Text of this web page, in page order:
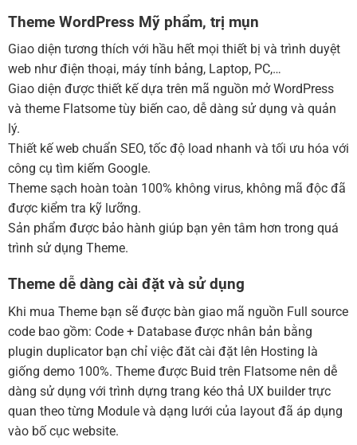
Tên miền Việt Nam .vn (1 năm)
(+550,000 ₫)
Hosting 2GB SSD (1 năm)
(+700,000 ₫)
Hosting 4GB SSD (1 năm)(+1,000,000 ₫)
Hosting 8GB SSD (1 năm)(+1,200,000 ₫)
Theme WordPress Mỹ phẩm, trị mụn
Giao diện tương thích với hầu hết mọi thiết bị và trình duyệt
web như điện thoại, máy tính bảng, Laptop, PC,…
Giao diện được thiết kế dựa trên mã nguồn mở WordPress
và theme Flatsome tùy biến cao, dễ dàng sử dụng và quản
lý.
Thiết kế web chuẩn SEO, tốc độ load nhanh và tối ưu hóa với
công cụ tìm kiếm Google.
Theme sạch hoàn toàn 100% không virus, không mã độc đã
được kiểm tra kỹ lưỡng.
Sản phẩm được bảo hành giúp bạn yên tâm hơn trong quá
trình sử dụng Theme.
Theme dễ dàng cài đặt và sử dụng
Khi mua Theme bạn sẽ được bàn giao mã nguồn Full source
code bao gồm: Code + Database được nhân bản bằng
plugin duplicator bạn chỉ việc đăt cài đặt lên Hosting là
giống demo 100%. Theme được Buid trên Flatsome nên dễ
dàng sử dụng với trình dựng trang kéo thả UX builder trực
quan theo từng Module và dạng lưới của layout đã áp dụng
vào bố cục website.